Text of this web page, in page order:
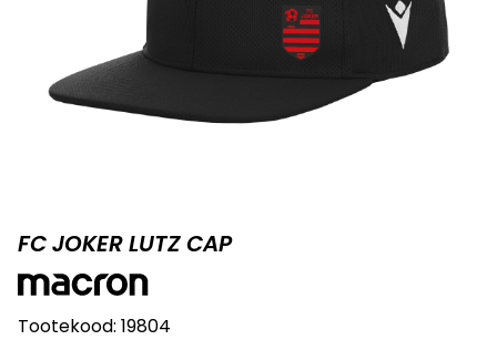
FC JOKER LUTZ CAP
Tootekood: 19804